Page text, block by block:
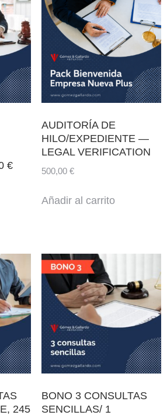
€
AUDITORÍA DE
HILO/EXPEDIENTE —
LEGAL VERIFICATION
500,00 €
Añadir al carrito
245
BONO 3 CONSULTAS
SENCILLAS/ 1